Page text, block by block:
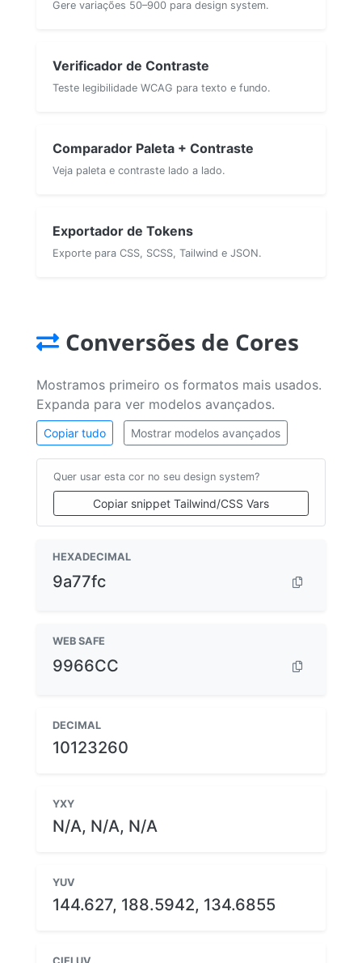
Gere variações 50–900 para design system.
Verificador de Contraste
Teste legibilidade WCAG para texto e fundo.
Comparador Paleta + Contraste
Veja paleta e contraste lado a lado.
Exportador de Tokens
Exporte para CSS, SCSS, Tailwind e JSON.
Conversões de Cores
Mostramos primeiro os formatos mais usados.
Expanda para ver modelos avançados.
Copiar tudo Mostrar modelos avançados
Quer usar esta cor no seu design system?
Copiar snippet Tailwind/CSS Vars
HEXADECIMAL
9a77fc
WEB SAFE
9966CC
DECIMAL
10123260
YXY
N/A, N/A, N/A
YUV
144.627, 188.5942, 134.6855
CIELUV